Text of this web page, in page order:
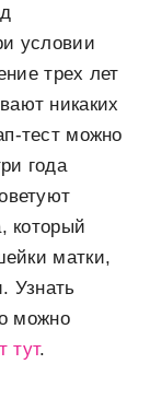
условии
трех лет
никаких
тест можно
года
который
матки,
Узнать
можно
тут.